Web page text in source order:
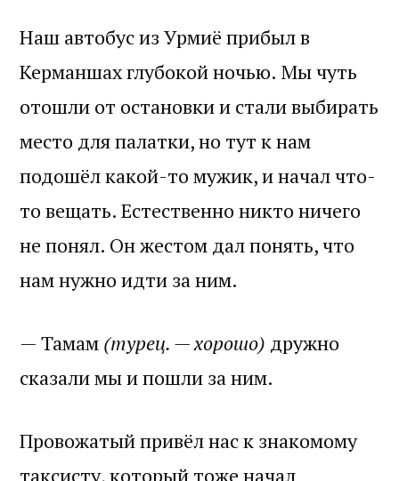
Наш автобус из Урмиё прибыл в
Керманшах глубокой ночью. Мы чуть
отошли от остановки и стали выбирать
место для палатки, но тут к нам
подошёл какой-то мужик, и начал что-
то вещать. Естественно никто ничего
не понял. Он жестом дал понять, что
нам нужно идти за ним.
— Тамам (турец. — хорошо) дружно
сказали мы и пошли за ним.
Провожатый привёл нас к знакомому
таксисту, который тоже начал